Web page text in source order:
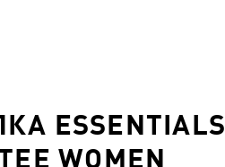
ESSENTIALS
WOMEN